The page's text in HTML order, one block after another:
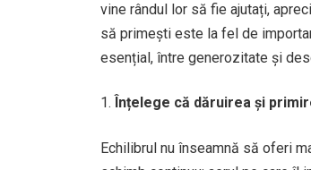
vine rândul lor să fie ajutați,
să primești este la fel de
esențial, între generozitate și
Înțelege că dăruirea și
Echilibrul nu înseamnă să oferi